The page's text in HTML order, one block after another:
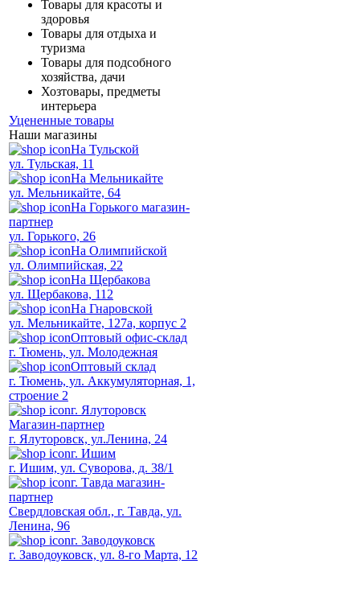
Товары для красоты и
здоровья
Товары для отдыха и
туризма
Товары для подсобного
хозяйства, дачи
Хозтовары, предметы
интерьера
Уцененные товары
Наши магазины
На Тульской
ул. Тульская, 11
На Мельникайте
ул. Мельникайте, 64
На Горького магазин-
партнер
ул. Горького, 26
На Олимпийской
ул. Олимпийская, 22
На Щербакова
ул. Щербакова, 112
На Гнаровской
ул. Мельникайте, 127а, корпус 2
Оптовый офис-склад
г. Тюмень, ул. Молодежная
Оптовый склад
г. Тюмень, ул. Аккумуляторная, 1,
строение 2
г. Ялуторовск
Магазин-партнер
г. Ялуторовск, ул.Ленина, 24
г. Ишим
г. Ишим, ул. Суворова, д. 38/1
г. Тавда магазин-
партнер
Свердловская обл., г. Тавда, ул.
Ленина, 96
г. Заводоуковск
г. Заводоуковск, ул. 8-го Марта, 12